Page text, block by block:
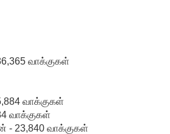
வாக்குகள்
வாக்குகள்
வாக்குகள்
- 23,840 வாக்குகள்